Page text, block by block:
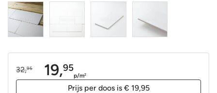
32,95
Oorspronkelijke
19,95
Huidige
p/m2
Prijs per doos is € 19,95